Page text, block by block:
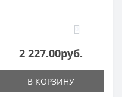
0
2 227.00руб.
В КОРЗИНУ